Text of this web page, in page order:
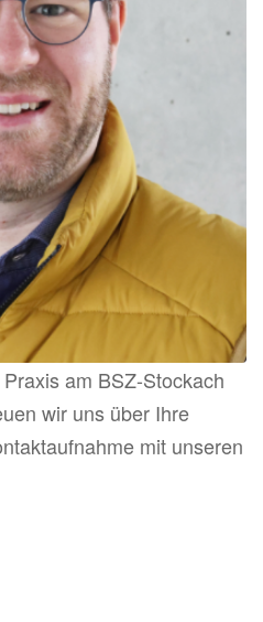
am BSZ-Stockach
wir uns über Ihre
mit unseren